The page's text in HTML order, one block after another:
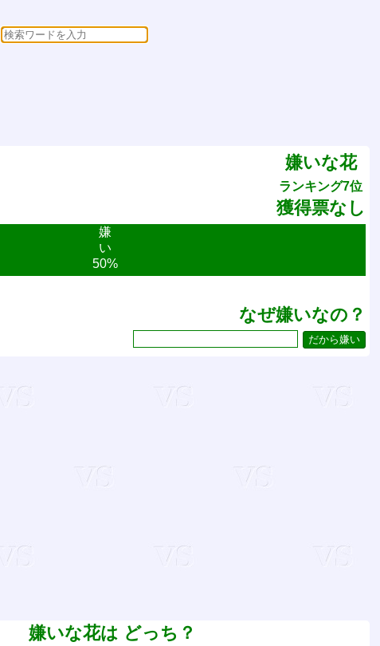
嫌いな花
ランキング7位
獲得票なし
嫌
い
50%
なぜ嫌いなの？
嫌いな花は どっち？